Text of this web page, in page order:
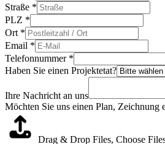
Straße *
PLZ *
Ort *
Email *
Telefonnummer *
Haben Sie einen Projektetat?
Ihre Nachricht an uns
Möchten Sie uns einen Plan, Zeichnung
Drag & Drop Files, Choose